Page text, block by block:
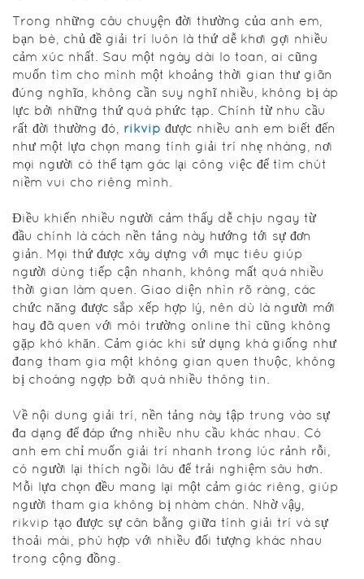
chịu ngay từ
đầu chính là
cách nền
tảng này
hướng tới sự
đơn giản.
Mọi thứ được
xây dựng
với mục tiêu
giúp người
cận nhanh,
không mất
quá nhiều
thời gian
làm quen.
Giao diện
nhìn rõ
ràng, các
chức năng
được sắp xếp
hợp lý, nên
dù là người
mới hay đã
quen với
môi trường
online thì
cũng không
gặp khó
khăn. Cảm
giác khi sử
dụng khá
Trong những câu chuyện đời thường của anh em,
bạn bè, chủ đề giải trí luôn là thứ dễ khơi gợi nhiều
cảm xúc nhất. Sau một ngày dài lo toan, ai cũng
muốn tìm cho mình một khoảng thời gian thư giãn
đúng nghĩa, không cần suy nghĩ nhiều, không bị áp
lực bởi những thứ quá phức tạp. Chính từ nhu cầu
rất đời thường đó, rikvip được nhiều anh em biết đến
như một lựa chọn mang tính giải trí nhẹ nhàng, nơi
mọi người có thể tạm gác lại công việc để tìm chút
niềm vui cho riêng mình.
Điều khiến nhiều người cảm thấy dễ chịu ngay từ
đầu chính là cách nền tảng này hướng tới sự đơn
giản. Mọi thứ được xây dựng với mục tiêu giúp
người dùng tiếp cận nhanh, không mất quá nhiều
thời gian làm quen. Giao diện nhìn rõ ràng, các
chức năng được sắp xếp hợp lý, nên dù là người mới
hay đã quen với môi trường online thì cũng không
gặp khó khăn. Cảm giác khi sử dụng khá giống như
đang tham gia một không gian quen thuộc, không
bị choáng ngợp bởi quá nhiều thông tin.
Về nội dung giải trí, nền tảng này tập trung vào sự
đa dạng để đáp ứng nhiều nhu cầu khác nhau. Có
anh em chỉ muốn giải trí nhanh trong lúc rảnh rỗi,
có người lại thích ngồi lâu để trải nghiệm sâu hơn.
Mỗi lựa chọn đều mang lại một cảm giác riêng, giúp
người tham gia không bị nhàm chán. Nhờ vậy,
rikvip tạo được sự cân bằng giữa tính giải trí và sự
thoải mái, phù hợp với nhiều đối tượng khác nhau
trong cộng đồng.